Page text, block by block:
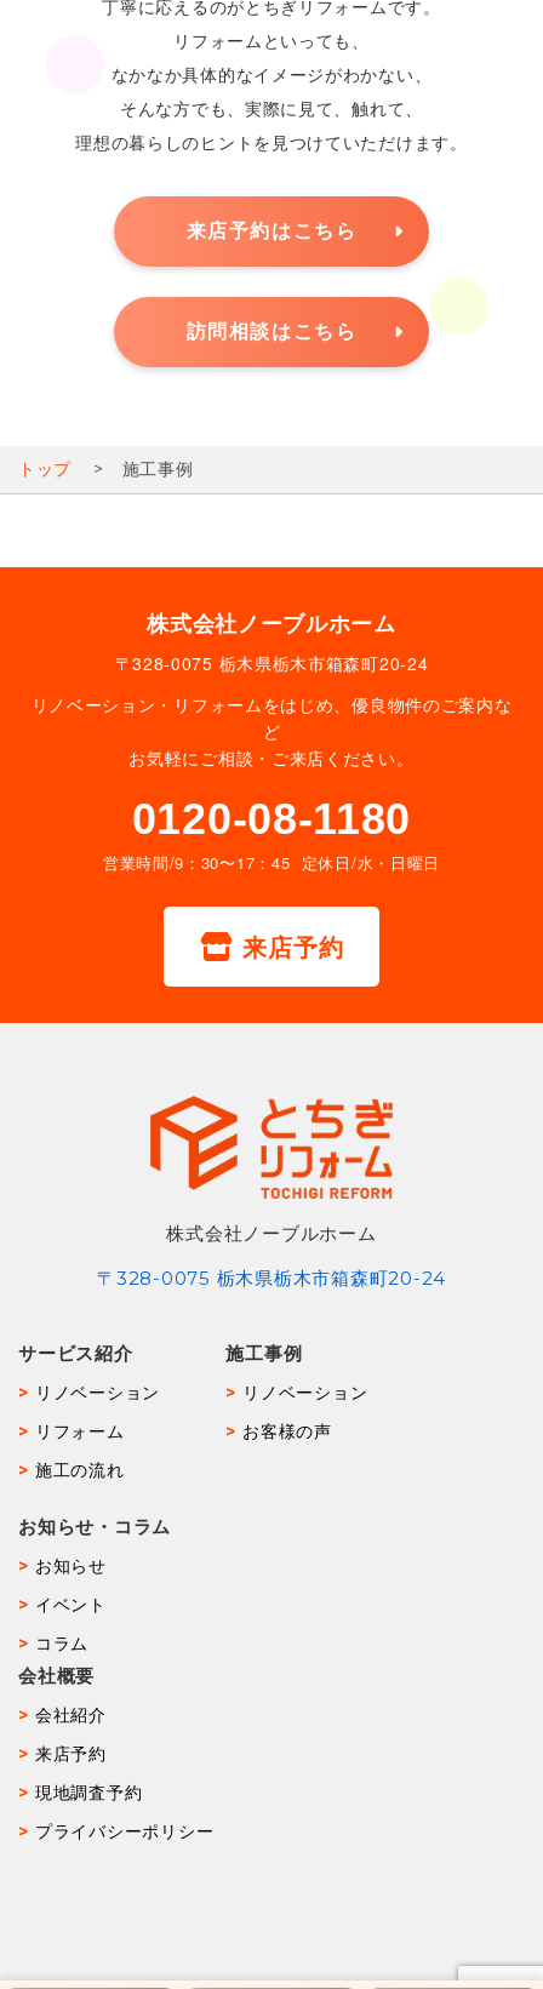
丁寧に応えるのがとちぎリフォームです。
リフォームといっても、
なかなか具体的なイメージがわかない、
そんな方でも、実際に見て、触れて、
理想の暮らしのヒントを見つけていただけます。
来店予約はこちら
訪問相談はこちら
トップ 施工事例
株式会社ノーブルホーム
〒328-0075 栃木県栃木市箱森町20-24
リノベーション・リフォームをはじめ、優良物件のご案内な
ど
お気軽にご相談・ご来店ください。
0120-08-1180
営業時間/9：30〜17：45 定休日/水・日曜日
来店予約
株式会社ノーブルホーム
〒328-0075 栃木県栃木市箱森町20-24
サービス紹介
リノベーション
リフォーム
施工の流れ
施工事例
リノベーション
お客様の声
お知らせ・コラム
お知らせ
イベント
コラム
会社概要
会社紹介
来店予約
現地調査予約
プライバシーポリシー